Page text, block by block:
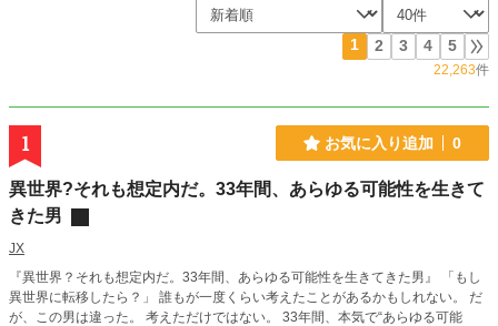
1 2 3 4 5
22,263件
1 お気に入り追加 0
異世界?それも想定内だ。33年間、あらゆる可能性を生きて
きた男
JX
『異世界？それも想定内だ。33年間、あらゆる可能性を生きてきた男』 「もし
異世界に転移したら？」 誰もが一度くらい考えたことがあるかもしれない。 だ
が、この男は違った。 考えただけではない。 33年間、本気で“あらゆる可能